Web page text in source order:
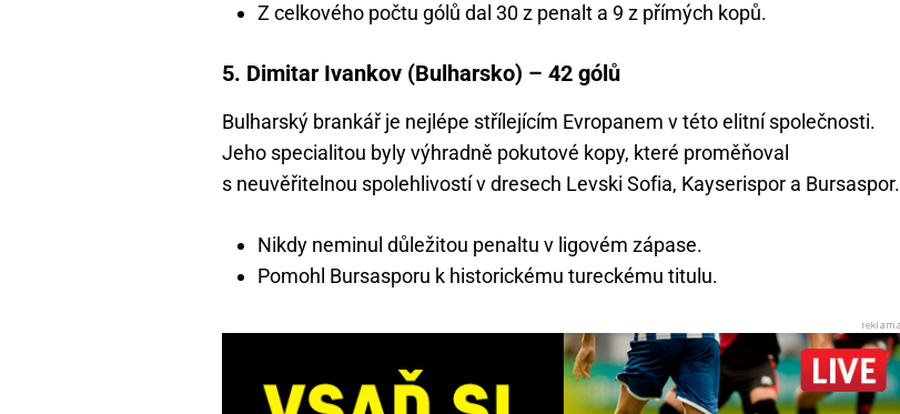
Z celkového počtu gólů dal 30 z penalt a 9 z přímých kopů.
5. Dimitar Ivankov (Bulharsko) – 42 gólů
Bulharský brankář je nejlépe střílejícím Evropanem v této elitní společnosti.
Jeho specialitou byly výhradně pokutové kopy, které proměňoval
s neuvěřitelnou spolehlivostí v dresech Levski Sofia, Kayserispor a Bursaspor.
Nikdy neminul důležitou penaltu v ligovém zápase.
Pomohl Bursasporu k historickému tureckému titulu.